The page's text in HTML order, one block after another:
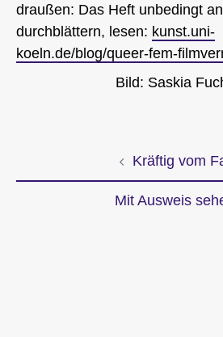
draußen: Das Heft unbedingt
durchblättern, lesen: kunst.uni-
koeln.de/blog/queer-fem-
Bild: Saskia
Beitragsnavigation
Kräftig vom
Mit Ausweis